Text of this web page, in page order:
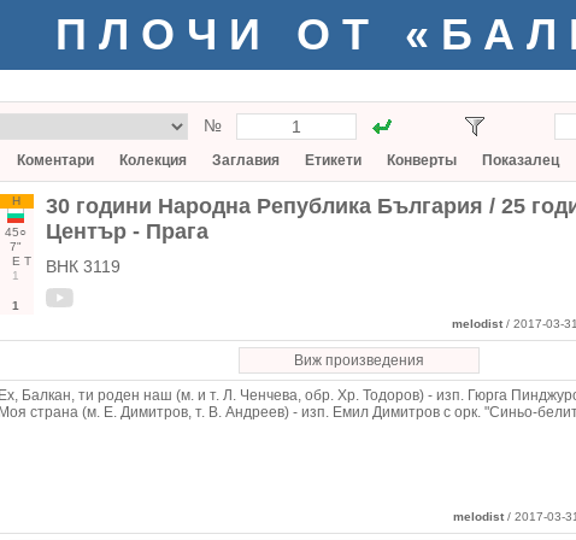
ПЛОЧИ ОТ
№
Коментари Колекция Заглавия Етикети Конверты Показалец
Н
45○
7"
Е Т
1
1
30 години Народна Република България / 25
Център - Прага
ВНК 3119
melodist / 2017-03-
Виж произведения
Ех, Балкан, ти роден наш (м. и т. Л. Ченчева, обр. Хр. Тодоров) - изп. Гюрга
Моя страна (м. Е. Димитров, т. В. Андреев) - изп. Емил Димитров с орк. "Синьо-
melodist / 2017-03-